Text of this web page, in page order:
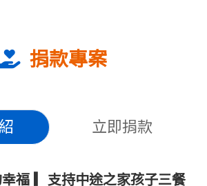
捐款專案
立即捐款
孩子三餐